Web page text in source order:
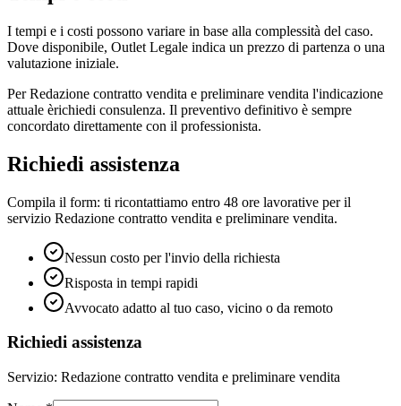
I tempi e i costi possono variare in base alla complessità del caso.
Dove disponibile, Outlet Legale indica un prezzo di partenza o una
valutazione iniziale.
PerRedazione contratto vendita e preliminare vendita l'indicazione
attuale èrichiedi consulenza. Il preventivo definitivo è sempre
concordato direttamente con il professionista.
Richiedi assistenza
Compila il form: ti ricontattiamo entro 48 ore lavorative per il
servizio Redazione contratto vendita e preliminare vendita.
Nessun costo per l'invio della richiesta
Risposta in tempi rapidi
Avvocato adatto al tuo caso, vicino o da remoto
Richiedi assistenza
Servizio: Redazione contratto vendita e preliminare vendita